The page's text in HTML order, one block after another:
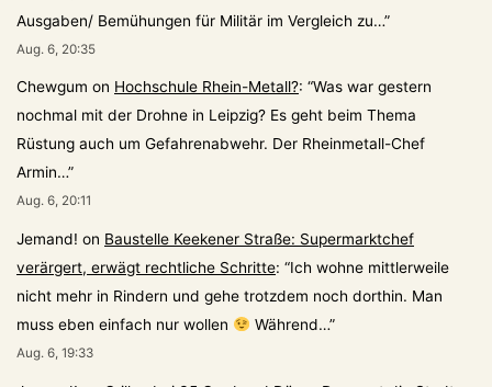
Ausgaben/ Bemühungen für Militär im Vergleich zu…”
Aug. 6, 20:35
Chewgum on Hochschule Rhein-Metall?: “Was war gestern
nochmal mit der Drohne in Leipzig? Es geht beim Thema
Rüstung auch um Gefahrenabwehr. Der Rheinmetall-Chef
Armin…”
Aug. 6, 20:11
Jemand! on Baustelle Keekener Straße: Supermarktchef
verärgert, erwägt rechtliche Schritte: “Ich wohne mittlerweile
nicht mehr in Rindern und gehe trotzdem noch dorthin. Man
muss eben einfach nur wollen
Während…”
Aug. 6, 19:33